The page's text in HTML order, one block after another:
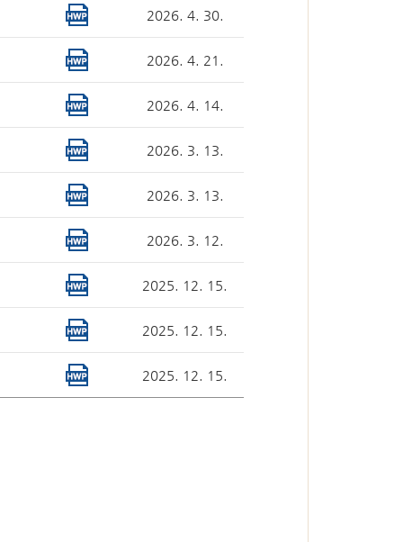
심판절차 일반
국선대리인 제도
2026. 4. 30.
2026. 4. 21.
2026. 4. 14.
2026. 3. 13.
2026. 3. 13.
2026. 3. 12.
2025. 12. 15.
2025. 12. 15.
2025. 12. 15.